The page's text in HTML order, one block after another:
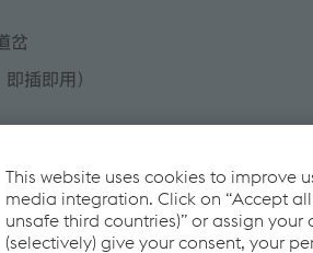
岔
插即用）